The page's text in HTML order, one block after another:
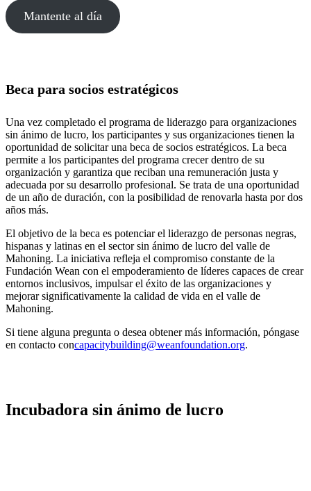
Mantente al día
Beca para socios estratégicos
Una vez completado el programa de liderazgo para organizaciones
sin ánimo de lucro, los participantes y sus organizaciones tienen la
oportunidad de solicitar una beca de socios estratégicos. La beca
permite a los participantes del programa crecer dentro de su
organización y garantiza que reciban una remuneración justa y
adecuada por su desarrollo profesional. Se trata de una oportunidad
de un año de duración, con la posibilidad de renovarla hasta por dos
años más.
El objetivo de la beca es potenciar el liderazgo de personas negras,
hispanas y latinas en el sector sin ánimo de lucro del valle de
Mahoning. La iniciativa refleja el compromiso constante de la
Fundación Wean con el empoderamiento de líderes capaces de crear
entornos inclusivos, impulsar el éxito de las organizaciones y
mejorar significativamente la calidad de vida en el valle de
Mahoning.
Si tiene alguna pregunta o desea obtener más información, póngase
en contacto concapacitybuilding@weanfoundation.org.
Incubadora sin ánimo de lucro